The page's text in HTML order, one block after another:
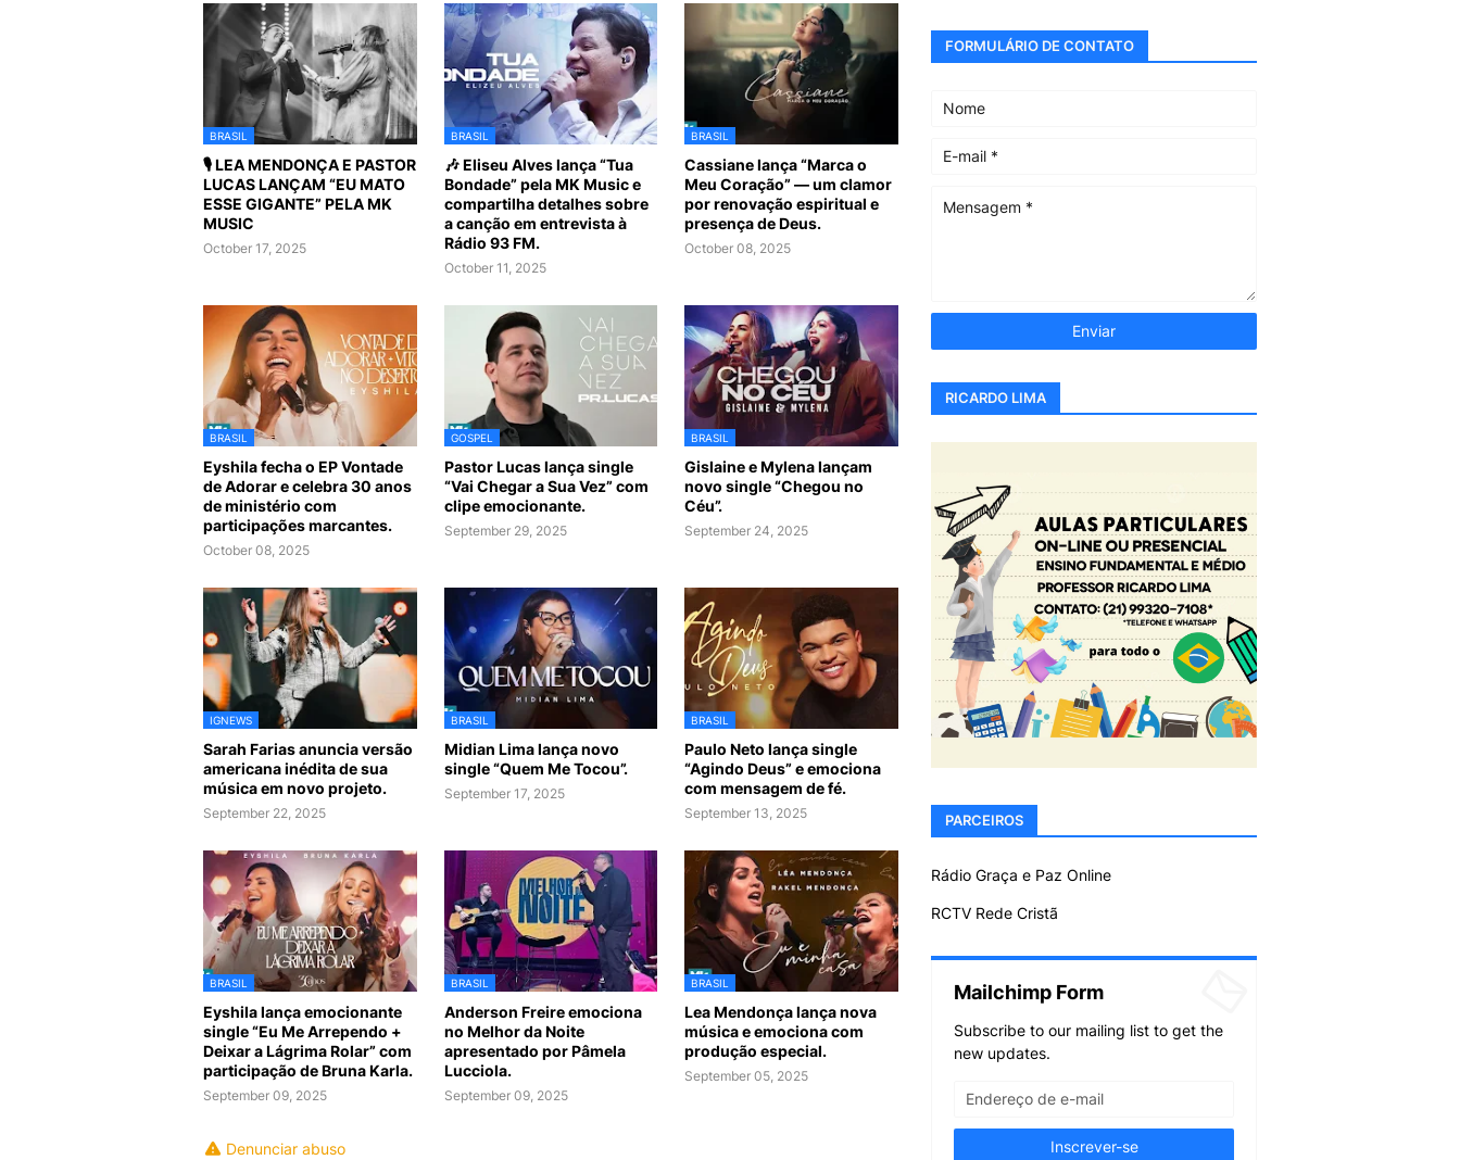
BRASIL
🎙️ LEA MENDONÇA E PASTOR
LUCAS LANÇAM “EU MATO
ESSE GIGANTE” PELA MK
MUSIC
October 17, 2025
BRASIL
🎶 Eliseu Alves lança “Tua
Bondade” pela MK Music e
compartilha detalhes sobre
a canção em entrevista à
Rádio 93 FM.
October 11, 2025
BRASIL
Cassiane lança “Marca o
Meu Coração” — um clamor
por renovação espiritual e
presença de Deus.
October 08, 2025
BRASIL
Eyshila fecha o EP Vontade
de Adorar e celebra 30 anos
de ministério com
participações marcantes.
October 08, 2025
GOSPEL
Pastor Lucas lança single
“Vai Chegar a Sua Vez” com
clipe emocionante.
September 29, 2025
BRASIL
Gislaine e Mylena lançam
novo single “Chegou no
Céu”.
September 24, 2025
IGNEWS
Sarah Farias anuncia versão
americana inédita de sua
música em novo projeto.
September 22, 2025
BRASIL
Midian Lima lança novo
single “Quem Me Tocou”.
September 17, 2025
BRASIL
Paulo Neto lança single
“Agindo Deus” e emociona
com mensagem de fé.
September 13, 2025
BRASIL
Eyshila lança emocionante
single “Eu Me Arrependo +
Deixar a Lágrima Rolar” com
participação de Bruna Karla.
September 09, 2025
BRASIL
Anderson Freire emociona
no Melhor da Noite
apresentado por Pâmela
Lucciola.
September 09, 2025
BRASIL
Lea Mendonça lança nova
música e emociona com
produção especial.
September 05, 2025
Denunciar abuso
FORMULÁRIO DE CONTATO
RICARDO LIMA
PARCEIROS
Rádio Graça e Paz Online
RCTV Rede Cristã
Mailchimp Form
Subscribe to our mailing list to get the
new updates.